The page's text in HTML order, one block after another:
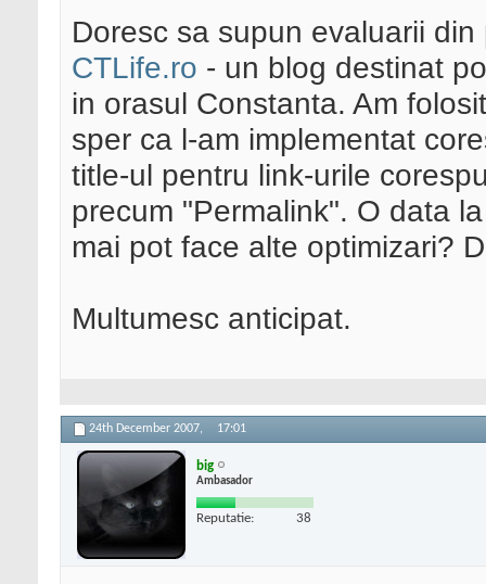
Doresc sa supun evaluarii
CTLife.ro - un blog destinat
in orasul Constanta. Am
sper ca l-am implementat
title-ul pentru link-urile
precum "Permalink". O data
mai pot face alte optimizari?
Multumesc anticipat.
24th December 2007, 17:01
big
Ambasador
Reputatie: 38